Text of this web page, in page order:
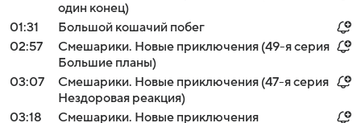
один конец)
01:31
Большой кошачий побег
02:57
Смешарики. Новые приключения (49-я серия
Большие планы)
03:07
Смешарики. Новые приключения (47-я серия
Нездоровая реакция)
03:18
Смешарики. Новые приключения